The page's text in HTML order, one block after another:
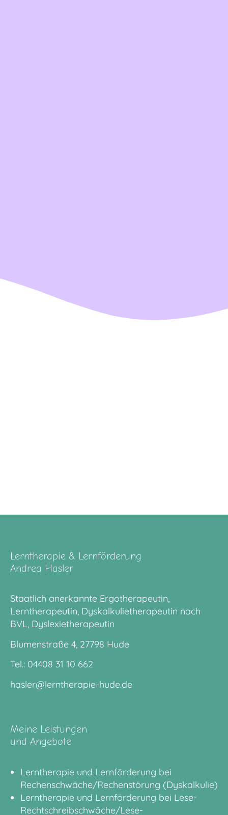
Lerntherapie & Lernförderung
Andrea Hasler
Staatlich anerkannte Ergotherapeutin,
Lerntherapeutin, Dyskalkulietherapeutin nach
BVL, Dyslexietherapeutin
Blumenstraße 4, 27798 Hude
Tel.: 04408 31 10 662
hasler@lerntherapie-hude.de
Meine Leistungen
und Angebote
Lerntherapie und Lernförderung bei
Rechenschwäche/Rechenstörung (Dyskalkulie)
Lerntherapie und Lernförderung bei Lese-
Rechtschreibschwäche/Lese-